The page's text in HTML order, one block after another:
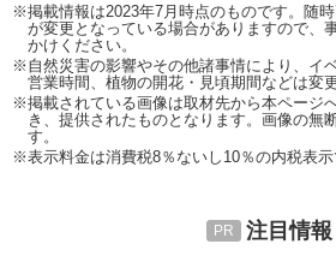
※掲載情報は2023年7月時点のものです。随
が変更となっている場合がありますので、
かけください。
※自然災害の影響やその他諸事情により、イ
営業時間、植物の開花・見頃期間などは変
※掲載されている画像は取材先から本ページ
き、提供されたものとなります。画像の無
す。
※表示料金は消費税8％ないし10％の内税表示
注目情報